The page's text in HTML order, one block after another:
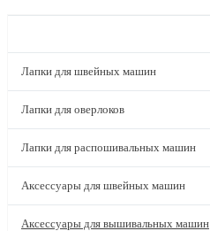
Лапки для швейных машин
Лапки для оверлоков
Лапки для распошивальных машин
Аксессуары для швейных машин
Аксессуары для вышивальных машин